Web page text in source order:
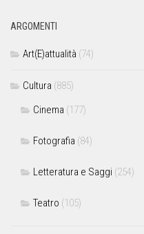
ARGOMENTI
Art(E)attualità (74)
Cultura (885)
Cinema (177)
Fotografia (84)
Letteratura e Saggi (254)
Teatro (105)